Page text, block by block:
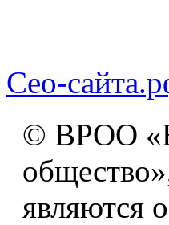
Сео-
© ВРОО
являются